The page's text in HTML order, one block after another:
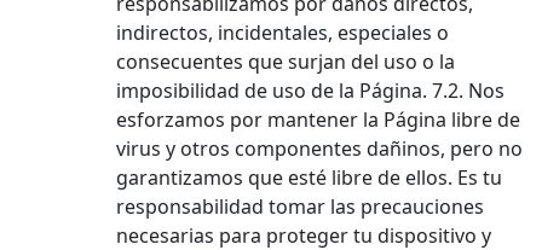
indirectos, incidentales, especiales o
consecuentes que surjan del uso o la
imposibilidad de uso de la Página. 7.2. Nos
esforzamos por mantener la Página libre de
virus y otros componentes dañinos, pero no
garantizamos que esté libre de ellos. Es tu
responsabilidad tomar las precauciones
necesarias para proteger tu dispositivo y